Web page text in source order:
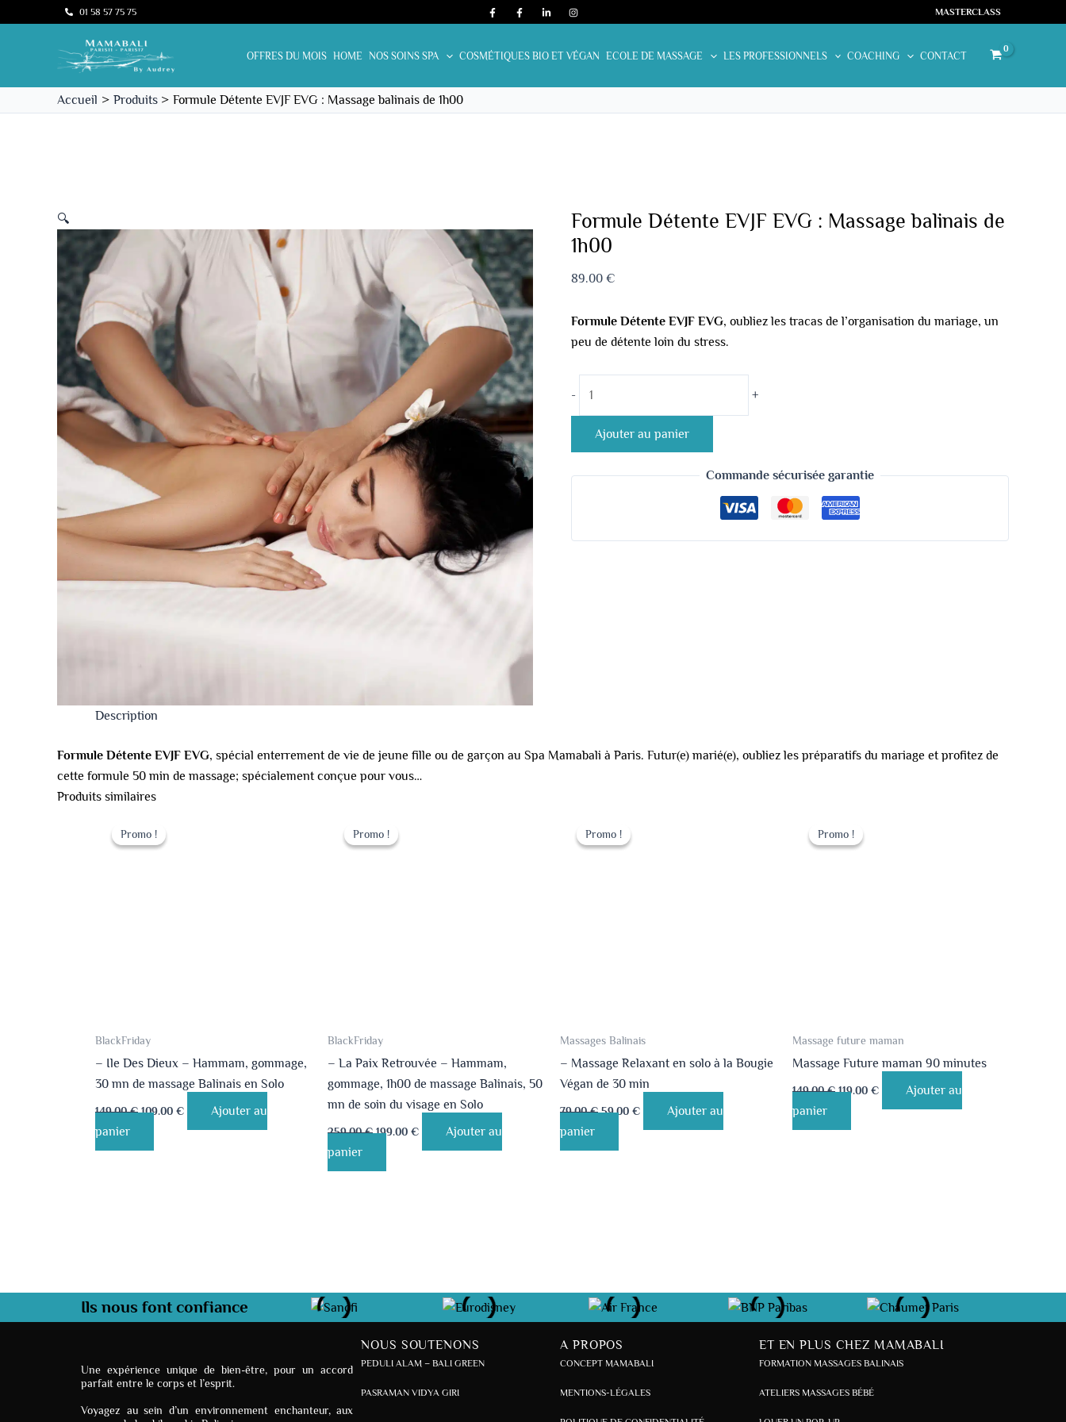
01 58 57 75 75 MASTERCLASS
OFFRES DU MOIS HOME NOS SOINS SPA COSMÉTIQUES BIO ET VÉGAN ECOLE DE MASSAGE LES PROFESSIONNELS COACHING CONTACT
Accueil Produits Formule Détente EVJF EVG : Massage balinais de 1h00
🔍
Formule Détente EVJF EVG : Massage balinais de
1h00
89.00 €
Formule Détente EVJF EVG, oubliez les tracas de l’organisation du mariage, un
peu de détente loin du stress.
-
Formule
EVJF
EVG
1h00
+
Ajouter au panier
Commande sécurisée garantie
Description
Formule Détente EVJF EVG, spécial enterrement de vie de jeune fille ou de garçon au Spa Mamabali à Paris. Futur(e) marié(e), oubliez les préparatifs du mariage et profitez de
cette formule 50 min de massage; spécialement conçue pour vous…
Produits similaires
Promo !
Promo !
BlackFriday
– Ile Des Dieux – Hammam, gommage,
30 mn de massage Balinais en Solo
149.00€
prix
initial
109.00 €
Ajouter au
panier
Promo !
Promo !
BlackFriday
– La Paix Retrouvée – Hammam,
gommage, 1h00 de massage Balinais, 50
mn de soin du visage en Solo
259.00€
prix
initial
199.00 €
Ajouter au
panier
Promo !
Promo !
Massages Balinais
– Massage Relaxant en solo à la Bougie
Végan de 30 min
79.00€
initial
59.00 €
Ajouter au
panier
Promo !
Promo !
Massage future maman
Massage Future maman 90 minutes
149.00€
prix
initial
119.00 €
Ajouter au
panier
Ils nous font confiance
Une expérience unique de bien-être, pour un accord
parfait entre le corps et l’esprit.
Voyagez au sein d’un environnement enchanteur, aux
NOUS SOUTENONS
PEDULI ALAM – BALI GREEN
PASRAMAN VIDYA GIRI
A PROPOS
CONCEPT MAMABALI
MENTIONS-LÉGALES
ET EN PLUS CHEZ MAMABALI
FORMATION MASSAGES BALINAIS
ATELIERS MASSAGES BÉBÉ